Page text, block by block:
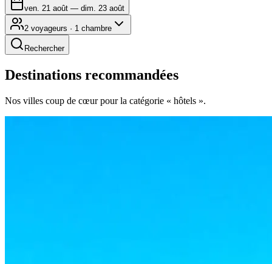
ven. 21 août — dim. 23 août
2 voyageurs · 1 chambre
Rechercher
Destinations recommandées
Nos villes coup de cœur pour la catégorie « hôtels ».